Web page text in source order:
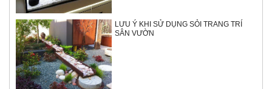
LƯU Ý KHI SỬ DỤNG SỎI TRANG TRÍ
SÂN VƯỜN